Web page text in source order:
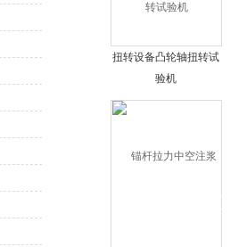
扭转设备凸轮轴扭转试
验机